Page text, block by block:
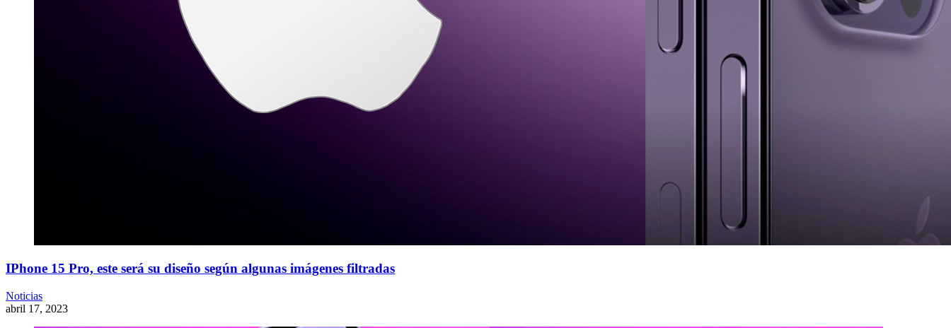
IPhone 15 Pro, este será su diseño según algunas imágenes filtradas
Noticias
abril 17, 2023